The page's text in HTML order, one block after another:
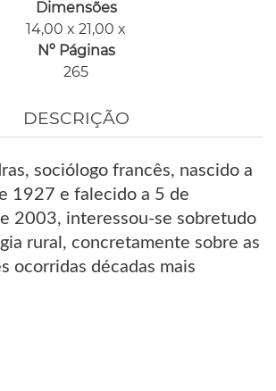
Dimensões
14,00 x 21,00 x
Nº Páginas
265
DESCRIÇÃO
sociólogo francês, nascido a
1927 e falecido a 5 de
2003, interessou-se sobretudo
rural, concretamente sobre as
ocorridas décadas mais